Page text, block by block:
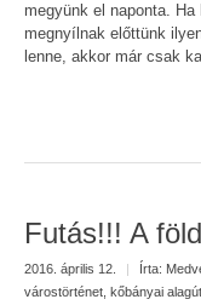
megyünk el naponta.
megnyílnak előttünk
lenne, akkor már csak
Futás!!! A
2016. április 12. | Írta:
várostörténet kőbányai